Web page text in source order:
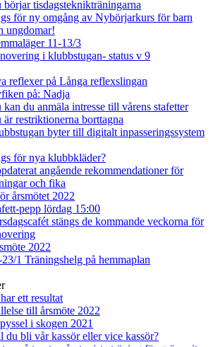
börjar tisdagsteknikträningarna
för ny omgång av Nybörjarkurs för barn
ungdomar!
11-13/3
i klubbstugan- status v 9
reflexer på Långa reflexslingan
på: Nadja
kan du anmäla intresse till vårens stafetter
är restriktionerna borttagna
byter till digitalt inpasseringssystem
för nya klubbkläder?
angående rekommendationer för
och fika
årsmötet 2022
pepp lördag 15:00
stängs de kommande veckorna för
2022
23/1 Träningshelg på hemmaplan
ett resultat
till årsmöte 2022
i skogen 2021
du bli vår kassör eller vice kassör?